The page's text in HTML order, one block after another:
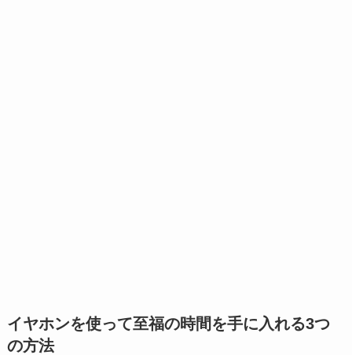
イヤホンを使って至福の時間を手に入れる3つ
の方法